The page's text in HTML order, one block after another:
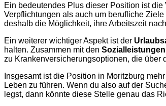
Ein bedeutendes Plus dieser Position ist die
Verpflichtungen als auch um berufliche
deshalb die Möglichkeit, ihre Arbeitszeit
Ein weiterer wichtiger Aspekt ist der
halten. Zusammen mit den Sozialleistungen
zu Krankenversicherungsoptionen, die über
Insgesamt ist die Position in Moritzburg
Leben zu führen. Wenn du also auf der
legst, dann könnte diese Stelle genau das